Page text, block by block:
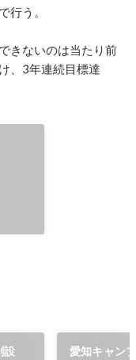
行う。
きないのは当たり前
、3年連続目標達
愛知キャン